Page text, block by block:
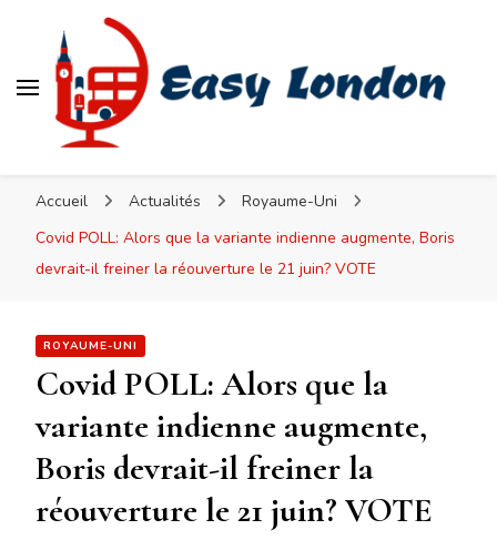
Accueil Actualités
Royaume-Uni
Covid POLL: Alors que la variante indienne augmente, Boris
devrait-il freiner la réouverture le 21 juin? VOTE
ROYAUME-UNI
Covid POLL: Alors que la
variante indienne augmente,
Boris devrait-il freiner la
réouverture le 21 juin? VOTE